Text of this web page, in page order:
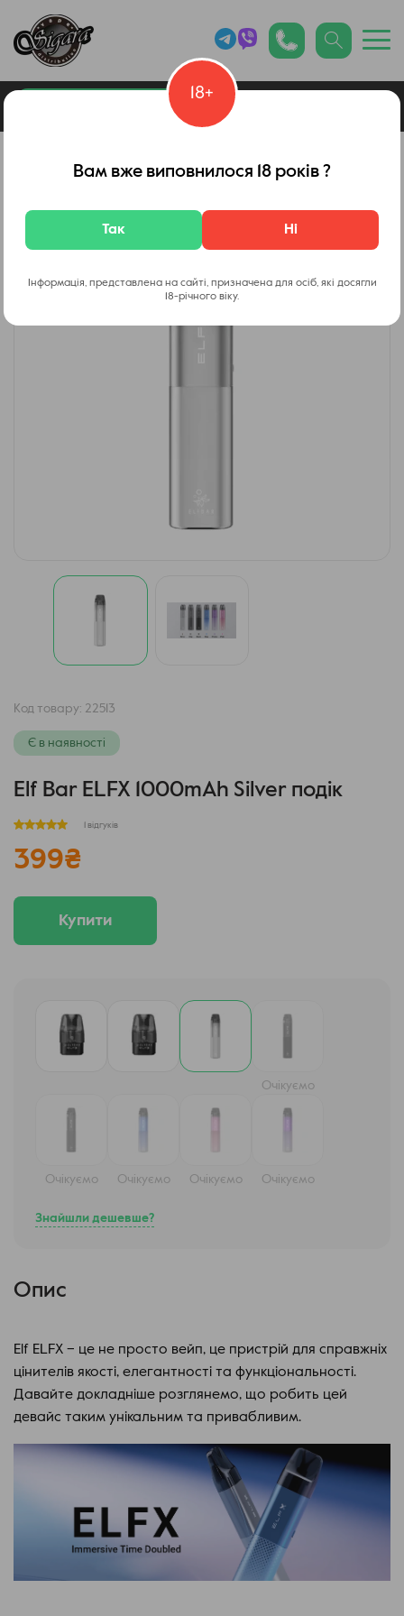
Каталог товарів
Код товару: 22513
Є в наявності
Elf Bar ELFX 1000mAh Silver подік
1 відгуків
399₴
Купити
Очікуємо
Очікуємо Очікуємо Очікуємо Очікуємо
Знайшли дешевше?
Опис
Elf ELFX – це не просто вейп, це пристрій для справжніх
цінителів якості, елегантності та функціональності.
Давайте докладніше розглянемо, що робить цей
девайс таким унікальним та привабливим.
18+
Вам вже виповнилося 18 років ?
Так Ні
Інформація, представлена на сайті, призначена для осіб, які досягли
18-річного віку.